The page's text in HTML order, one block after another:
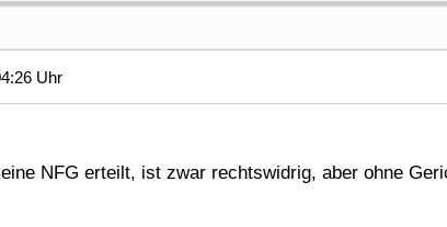
Uhr
NFG erteilt, ist zwar rechtswidrig, aber ohne